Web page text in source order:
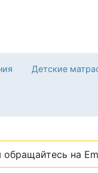
Детские
на